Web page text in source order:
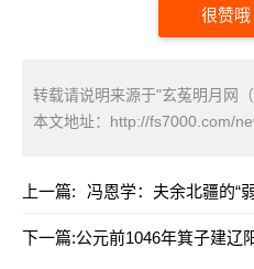
很赞哦
转载请说明来源于"玄菟明月网
本文地址： http://fs7000.com/
上一篇: 冯恩学：夫余北疆的“
下一篇:公元前1046年箕子建辽